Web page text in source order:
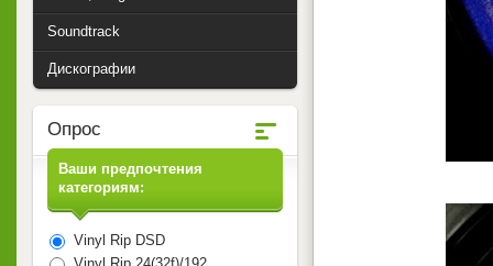
Soundtrack
Дискографии
Опрос
Ваши предпочтения
категориям:
Vinyl Rip DSD